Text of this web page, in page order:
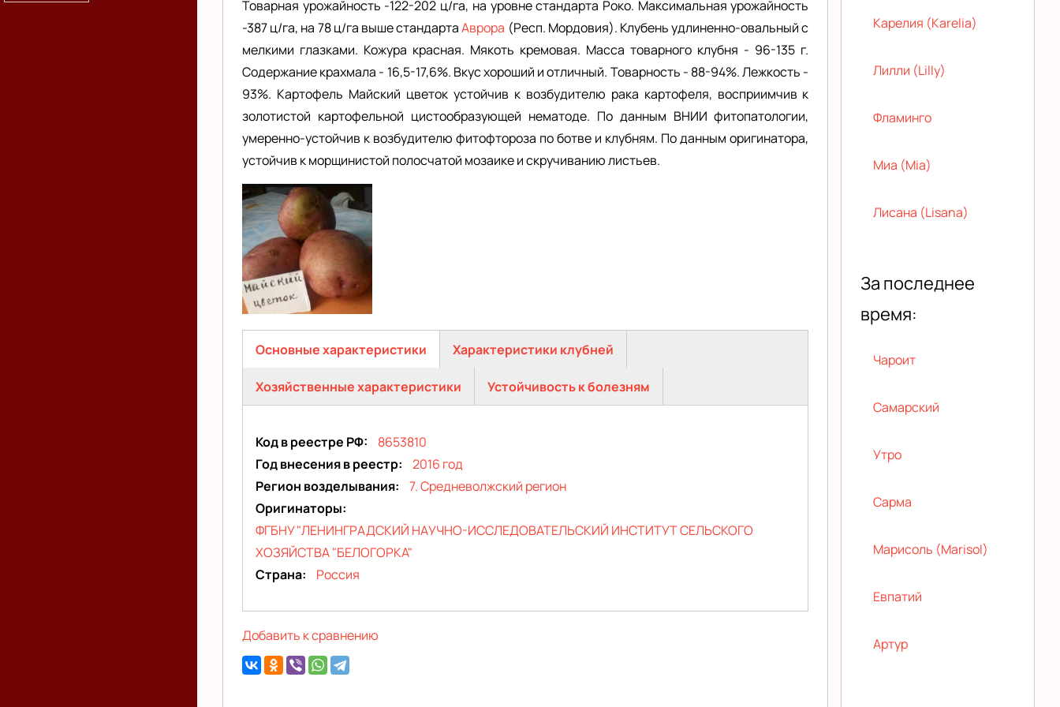
Товарная урожайность -122-202 ц/га, на уровне стандарта Роко. Максимальная урожайность
-387 ц/га, на 78 ц/га выше стандартаАврора (Респ. Мордовия). Клубень удлиненно-овальный с
мелкими глазками. Кожура красная. Мякоть кремовая. Масса товарного клубня - 96-135 г.
Содержание крахмала - 16,5-17,6%. Вкус хороший и отличный. Товарность - 88-94%. Лежкость -
93%. Картофель Майский цветок устойчив к возбудителю рака картофеля, восприимчив к
золотистой картофельной цистообразующей нематоде. По данным ВНИИ фитопатологии,
умеренно-устойчив к возбудителю фитофтороза по ботве и клубням. По данным оригинатора,
устойчив к морщинистой полосчатой мозаике и скручиванию листьев.
цветок
Основные характеристики
вкладка)
Характеристики клубней
Хозяйственные характеристики Устойчивость к болезням
Код в реестре РФ
8653810
Год внесения в реестр
2016 год
Регион возделывания
7. Средневолжский регион
Оригинаторы
ФГБНУ "ЛЕНИНГРАДСКИЙ НАУЧНО-ИССЛЕДОВАТЕЛЬСКИЙ ИНСТИТУТ СЕЛЬСКОГО
ХОЗЯЙСТВА "БЕЛОГОРКА"
Страна
Россия
Добавить к сравнению
Карелия (Karelia)
Лилли (Lilly)
Фламинго
Миа (Mia)
Лисана (Lisana)
За последнее
время:
Чароит
Самарский
Утро
Сарма
Марисоль (Marisol)
Евпатий
Артур